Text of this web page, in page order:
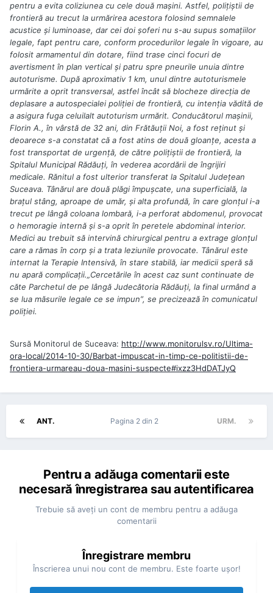
pentru a evita coliziunea cu cele două maşini. Astfel, poliţiştii de
frontieră au trecut la urmărirea acestora folosind semnalele
acustice şi luminoase, dar cei doi şoferi nu s-au supus somaţiilor
legale, fapt pentru care, conform procedurilor legale în vigoare, au
folosit armamentul din dotare, fiind trase cinci focuri de
avertisment în plan vertical şi patru spre pneurile unuia dintre
autoturisme. După aproximativ 1 km, unul dintre autoturismele
urmărite a oprit transversal, astfel încât să blocheze direcţia de
deplasare a autospecialei poliţiei de frontieră, cu intenţia vădită de
a asigura fuga celuilalt autoturism urmărit. Conducătorul maşinii,
Florin A., în vârstă de 32 ani, din Frătăuţii Noi, a fost reţinut şi
deoarece s-a constatat că a fost atins de două gloanţe, acesta a
fost transportat de urgenţă, de către poliţiştii de frontieră, la
Spitalul Municipal Rădăuţi, în vederea acordării de îngrijiri
medicale. Rănitul a fost ulterior transferat la Spitalul Judeţean
Suceava. Tânărul are două plăgi împuşcate, una superficială, la
braţul stâng, aproape de umăr, şi alta profundă, în care glonţul i-a
trecut pe lângă coloana lombară, i-a perforat abdomenul, provocat
o hemoragie internă şi s-a oprit în peretele abdominal interior.
Medici au trebuit să intervină chirurgical pentru a extrage glonţul
care a rămas în corp şi a trata leziunile provocate. Tânărul este
internat la Terapie Intensivă, în stare stabilă, iar medicii speră să
nu apară complicaţii.„Cercetările în acest caz sunt continuate de
căte Parchetul de pe lângă Judecătoria Rădăuţi, la final urmând a
se lua măsurile legale ce se impun”, se precizează în comunicatul
poliţiei.
Sursă Monitorul de Suceava: http://www.monitorulsv.ro/Ultima-
ora-local/2014-10-30/Barbat-impuscat-in-timp-ce-politistii-de-
frontiera-urmareau-doua-masini-suspecte#ixzz3HdDATJyQ
ANT. URM.
Pagina 2 din 2
Pentru a adăuga comentarii este
necesară înregistrarea sau autentificarea
Trebuie să aveţi un cont de membru pentru a adăuga
comentarii
Înregistrare membru
Înscrierea unui nou cont de membru. Este foarte uşor!